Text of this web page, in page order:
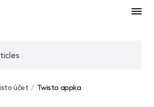
účet Twisto appka